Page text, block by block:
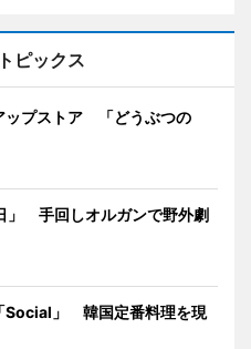
ピックス
ップストア 「どうぶつの
」 手回しオルガンで野外劇
Social」 韓国定番料理を現